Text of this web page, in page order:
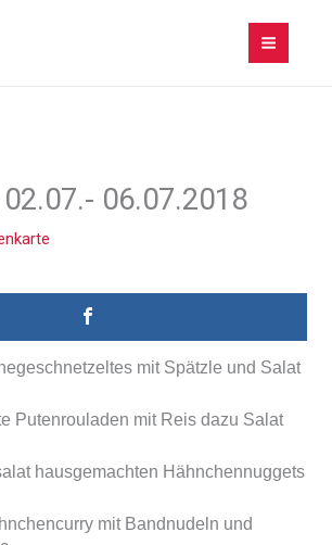
06.07.2018
mit Spätzle und Salat
Putenrouladen mit Reis dazu Salat
hausgemachten Hähnchennuggets
mit Bandnudeln und